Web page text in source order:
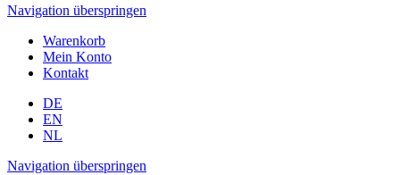
Navigation überspringen
Warenkorb
Mein Konto
Kontakt
DE
EN
NL
Navigation überspringen